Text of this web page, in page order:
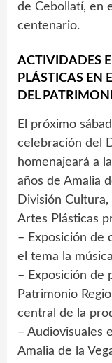
de Cebollatí, en
centenario.
ACTIVIDADES
PLÁSTICAS EN
DEL
El próximo
celebración del
homenajeará a
años de Amalia
División
Artes Plásticas
– Exposición de
el tema la
– Exposición de
Patrimonio
central de la
– Audiovisuales
Amalia de la